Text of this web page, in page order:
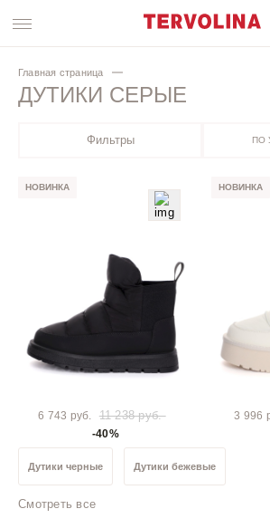
Главная страница
ДУТИКИ СЕРЫЕ
Фильтры ПО
НОВИНКА
6 743 руб. 11 238 руб.
-40%
НОВИНКА
3 996
Дутики черные Дутики бежевые
Смотреть все